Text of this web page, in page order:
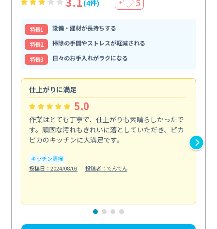
(4件) ＋ 5
特⻑1
設備・建材が長持ちする
特⻑2
掃除の手間やストレスが軽減される
特⻑3
日々のお手入れがラクになる
仕上がりに満足
5.0
作業はとても丁寧で、仕上がりも素晴らしかったで
す。頑固な汚れもきれいに落としていただき、ピカ
ピカのキッチンに大満足です。
キッチン清掃
投稿日：2024/08/03
投稿者：でんでん